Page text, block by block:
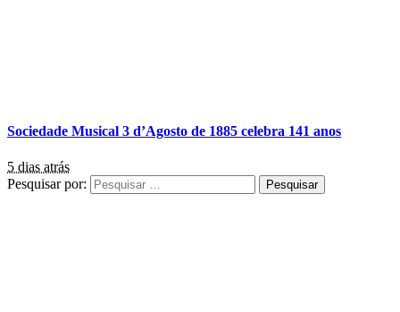
Sociedade Musical 3 d’Agosto de 1885 celebra 141 anos
5 dias atrás
Pesquisar por: